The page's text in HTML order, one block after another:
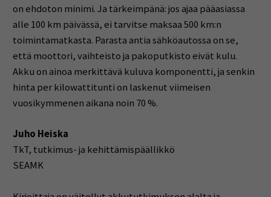
on ehdoton minimi. Ja tärkeimpänä: jos ajaa pääasiassa
alle 100 km päivässä, ei tarvitse maksaa 500 km:n
toimintamatkasta. Parasta antia sähköautossa on se,
että moottori, vaihteisto ja pakoputkisto eivät kulu.
Akku on ainoa merkittävä kuluva komponentti, ja senkin
hinta per kilowattitunti on laskenut viimeisen
vuosikymmenen aikana noin 70 %.
Juho Heiska
TkT, tutkimus- ja kehittämispäällikkö
SEAMK